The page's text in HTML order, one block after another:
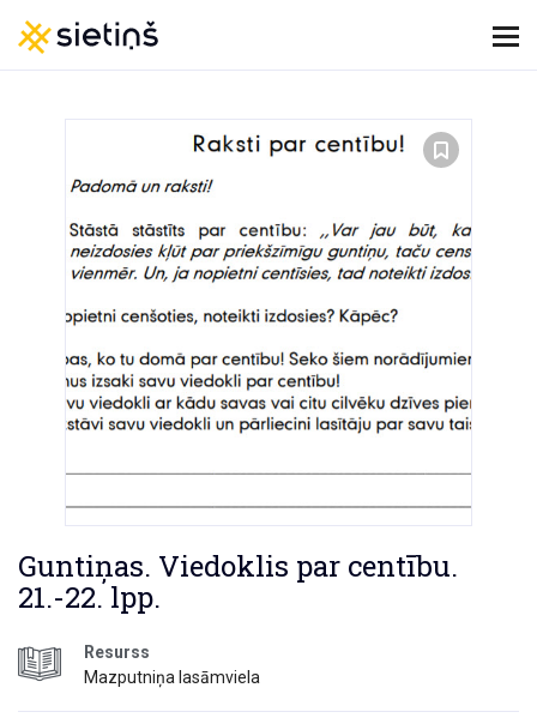
Guntiņas. Viedoklis par centību.
21.-22. lpp.
Resurss
Mazputniņa lasāmviela